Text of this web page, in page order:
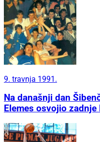
9. travnja 1991.
Na današnji dan
Elemes osvojio